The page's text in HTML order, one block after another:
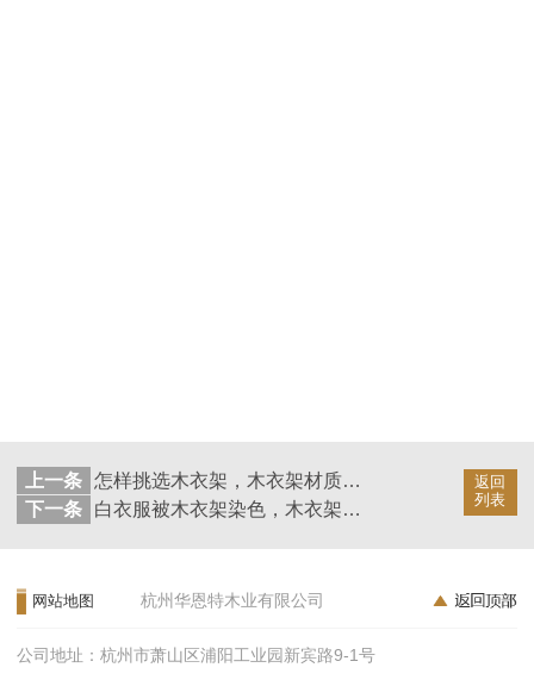
返回
列表
上一条
怎样挑选木衣架，木衣架材质说明—华恩衣架
下一条
白衣服被木衣架染色，木衣架挂白衣服染黄，要怎样避免？—华恩衣架
网站地图 杭州华恩特木业有限公司
公司地址：杭州市萧山区浦阳工业园新宾路9-1号